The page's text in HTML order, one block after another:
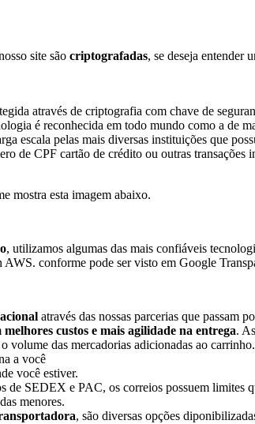
site são criptografadas, se deseja entender
através de criptografia com chave de
é reconhecida em todo mundo como a de
escala pelas mais diversas instituições que
de CPF cartão de crédito ou outras transações
mostra esta imagem abaixo.
, utilizamos algumas das mais confiáveis
conforme pode ser visto em Google
através das nossas parcerias que passam
melhores custos e mais agilidade na entrega.
volume das mercadorias adicionadas ao carrinho.
a você
você estiver.
de SEDEX e PAC, os correios possuem limites
menores.
, são diversas opções